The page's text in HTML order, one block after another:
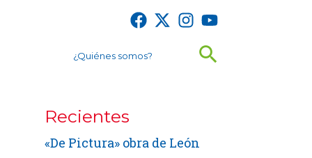
¿Quiénes somos? Buscar
Recientes
«De Pictura» obra de León